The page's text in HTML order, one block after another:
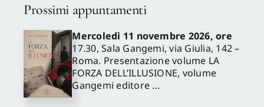
Prossimi appuntamenti
Mercoledì 11 novembre 2026, ore
17.30, Sala Gangemi, via Giulia, 142 –
Roma. Presentazione volume LA
FORZA DELL’ILLUSIONE, volume
Gangemi editore ...